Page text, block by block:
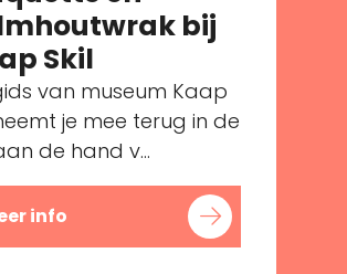
bij
Skil
van museum Kaap
je mee terug in de
de hand v...
info